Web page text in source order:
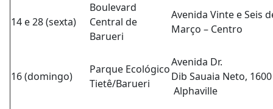
14 e 28 (sexta)
Boulevard
Central de
Barueri
Avenida Vinte e Seis
Março – Centro
16 (domingo)
Parque Ecológico
Tietê/Barueri
Avenida Dr.
Dib Sauaia Neto,
Alphaville